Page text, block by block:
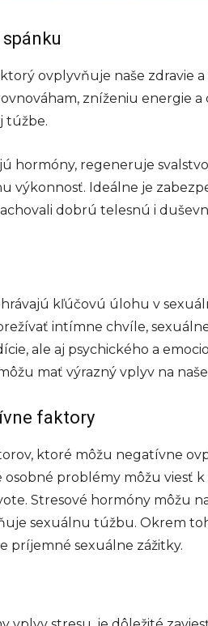
ovplyvňuje naše zdravie
zníženiu energie a
túžbe.
hormóny, regeneruje
výkonnosť. Ideálne je
dobrú telesnú i
kľúčovú úlohu v
intímne chvíle,
ale aj psychického a
mať výrazný vplyv na
faktory
ktoré môžu negatívne
osobné problémy môžu viesť
Stresové hormóny môžu
sexuálnu túžbu. Okrem
príjemné sexuálne zážitky.